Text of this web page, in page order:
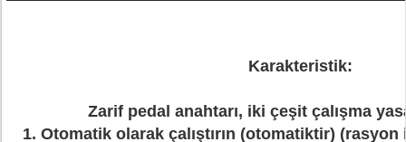
Karakteristik:
Zarif pedal anahtarı, iki çeşit çalışma
1. Otomatik olarak çalıştırın (otomatiktir)